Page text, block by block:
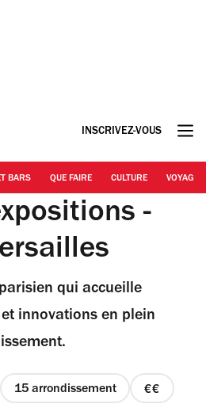
INSCRIVEZ-VOUS
BARS QUE FAIRE CULTURE VOYAGE
-
qui accueille
innovations en plein
15 arrondissement
prix